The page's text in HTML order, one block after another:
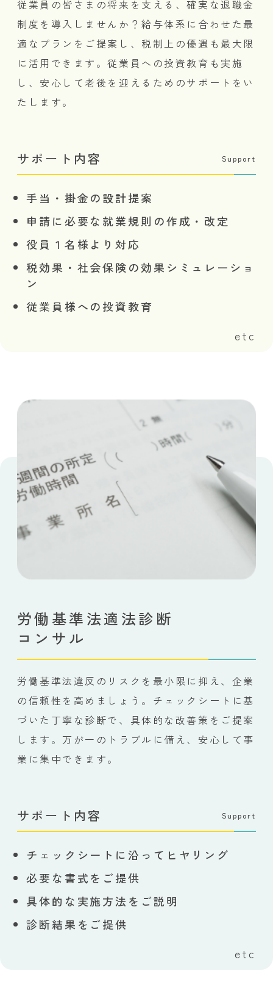
従業員の皆さまの将来を支える、確実な退職金
制度を導入しませんか？給与体系に合わせた最
適なプランをご提案し、税制上の優遇も最大限
に活用できます。従業員への投資教育も実施
し、安心して老後を迎えるためのサポートをい
たします。
サポート内容 Support
手当・掛金の設計提案
申請に必要な就業規則の作成・改定
役員１名様より対応
税効果・社会保険の効果シミュレーショ
ン
従業員様への投資教育
etc
労働基準法適法診断
コンサル
労働基準法違反のリスクを最小限に抑え、企業
の信頼性を高めましょう。チェックシートに基
づいた丁寧な診断で、具体的な改善策をご提案
します。万が一のトラブルに備え、安心して事
業に集中できます。
サポート内容 Support
チェックシートに沿ってヒヤリング
必要な書式をご提供
具体的な実施方法をご説明
診断結果をご提供
etc